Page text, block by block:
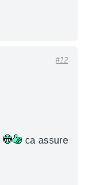
#12
ca assure